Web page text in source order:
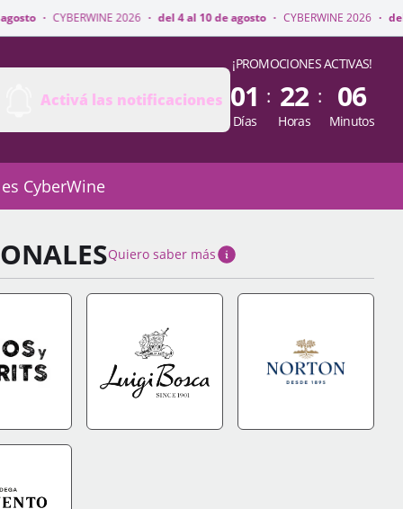
2026 · del 4 al 10 de agosto · CYBERWINE 2026 · del 4 al 10 de
Activá las notificaciones
¡PROMOCIONES ACTIVAS!
01
Días
: 22
Horas
: 06
Minutos
CyberWine
Quiero saber más
+INFO